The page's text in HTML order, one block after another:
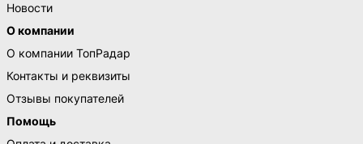
Новости
О компании
О компании ТопРадар
Контакты и реквизиты
Отзывы покупателей
Помощь